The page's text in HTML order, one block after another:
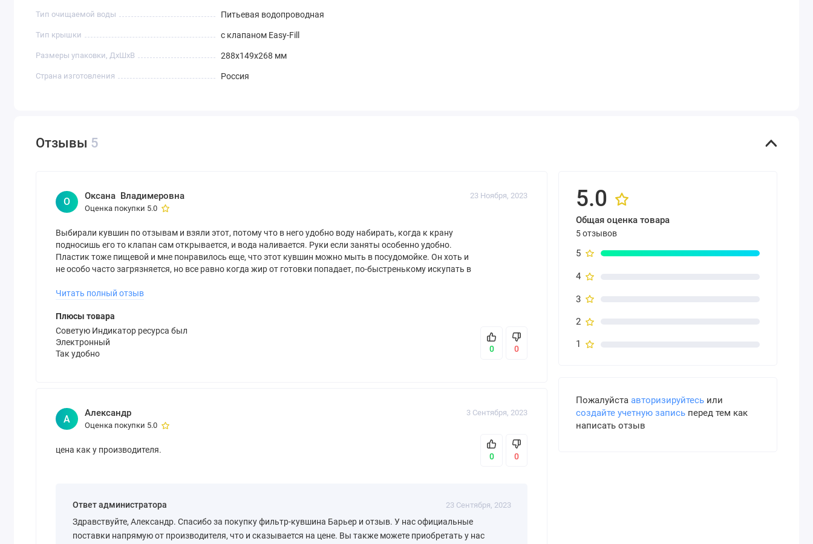
Тип очищаемой воды Питьевая водопроводная
Тип крышки с клапаном Easy-Fill
Размеры упаковки, ДхШхВ 288x149x268 мм
Страна изготовления Россия
Отзывы 5
О
Оксана Владимеровна
Оценка покупки 5.0
23 Ноября, 2023
Выбирали кувшин по отзывам и взяли этот, потому что в него удобно воду набирать, когда к крану
подносишь его то клапан сам открывается, и вода наливается. Руки если заняты особенно удобно.
Пластик тоже пищевой и мне понравилось еще, что этот кувшин можно мыть в посудомойке. Он хоть и
не особо часто загрязняется, но все равно когда жир от готовки попадает, по-быстренькому искупать в
Читать полный отзыв
Плюсы товара
Советую Индикатор ресурса был
Электронный
Так удобно
0 0
А
Александр
Оценка покупки 5.0
3 Сентября, 2023
цена как у производителя.
0 0
Ответ администратора 23 Сентября, 2023
Здравствуйте, Александр. Спасибо за покупку фильтр-кувшина Барьер и отзыв. У нас официальные
поставки напрямую от производителя, что и сказывается на цене. Вы также можете приобретать у нас
5.0
Общая оценка товара
5 отзывов
5
4
3
2
1
Пожалуйста авторизируйтесьили
создайте учетную записьперед тем как
написать отзыв